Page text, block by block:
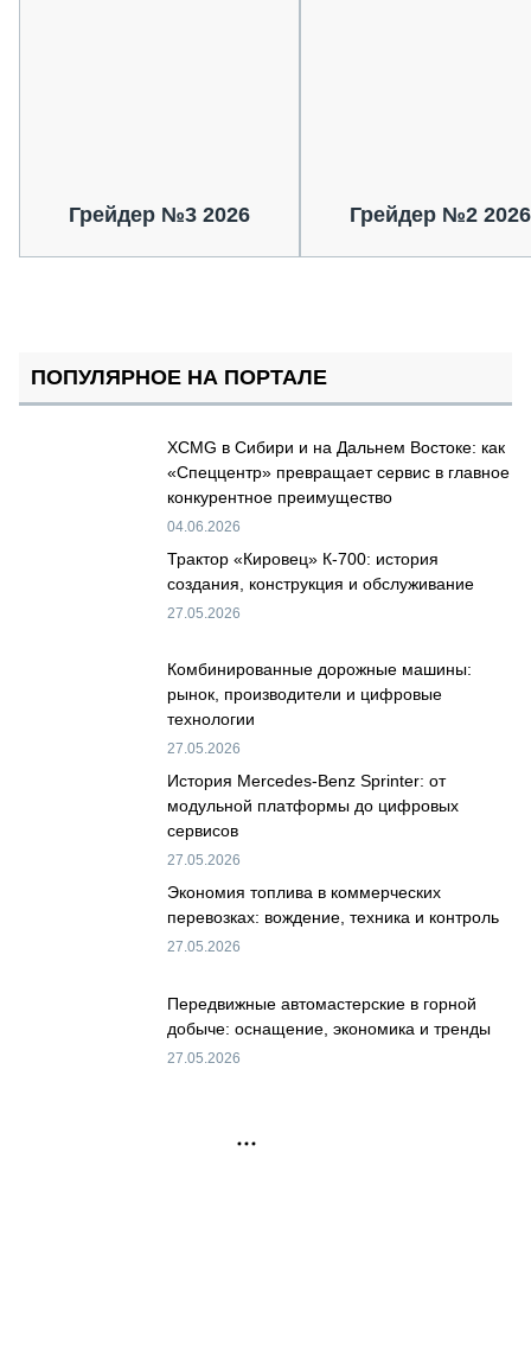
Грейдер №3 2026 Грейдер №2 2026
ПОПУЛЯРНОЕ НА ПОРТАЛЕ
XCMG в Сибири и на Дальнем Востоке: как
«Спеццентр» превращает сервис в главное
конкурентное преимущество
04.06.2026
Трактор «Кировец» К-700: история
создания, конструкция и обслуживание
27.05.2026
Комбинированные дорожные машины:
рынок, производители и цифровые
технологии
27.05.2026
История Mercedes-Benz Sprinter: от
модульной платформы до цифровых
сервисов
27.05.2026
Экономия топлива в коммерческих
перевозках: вождение, техника и контроль
27.05.2026
Передвижные автомастерские в горной
добыче: оснащение, экономика и тренды
27.05.2026